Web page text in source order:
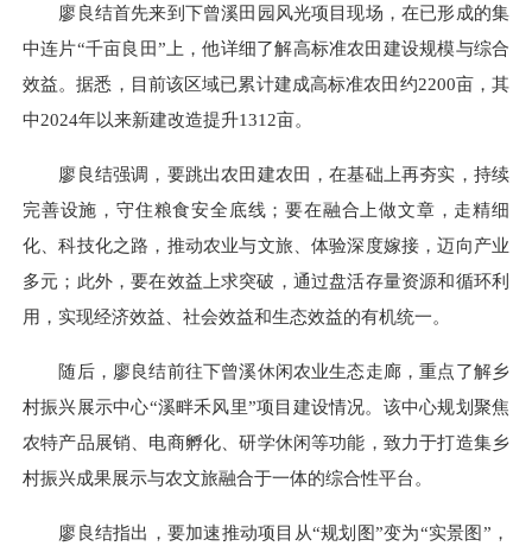
廖良结首先来到下曾溪田园风光项目现场，在已形成的集
中连片“千亩良田”上，他详细了解高标准农田建设规模与综合
效益。据悉，目前该区域已累计建成高标准农田约2200亩，其
中2024年以来新建改造提升1312亩。
廖良结强调，要跳出农田建农田，在基础上再夯实，持续
完善设施，守住粮食安全底线；要在融合上做文章，走精细
化、科技化之路，推动农业与文旅、体验深度嫁接，迈向产业
多元；此外，要在效益上求突破，通过盘活存量资源和循环利
用，实现经济效益、社会效益和生态效益的有机统一。
随后，廖良结前往下曾溪休闲农业生态走廊，重点了解乡
村振兴展示中心“溪畔禾风里”项目建设情况。该中心规划聚焦
农特产品展销、电商孵化、研学休闲等功能，致力于打造集乡
村振兴成果展示与农文旅融合于一体的综合性平台。
廖良结指出，要加速推动项目从“规划图”变为“实景图”，